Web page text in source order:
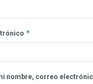
*
nombre, correo